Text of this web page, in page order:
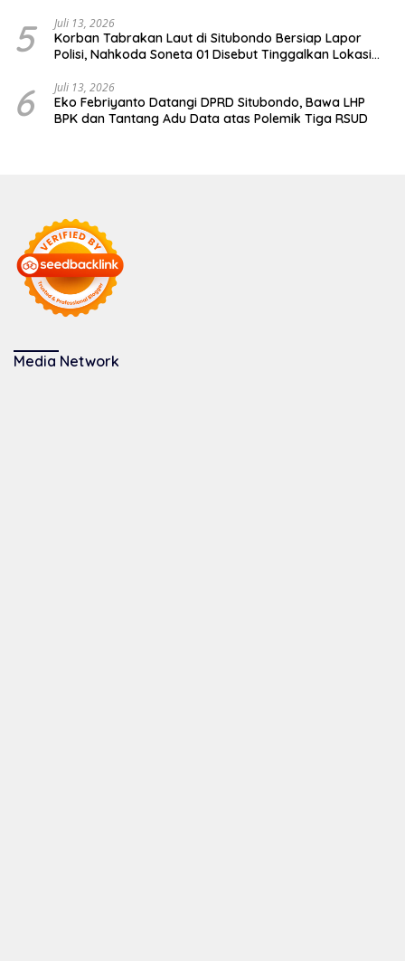
5 Juli 13, 2026
Korban Tabrakan Laut di Situbondo Bersiap Lapor
Polisi, Nahkoda Soneta 01 Disebut Tinggalkan Lokasi
6 Juli 13, 2026
Eko Febriyanto Datangi DPRD Situbondo, Bawa LHP
BPK dan Tantang Adu Data atas Polemik Tiga RSUD
Media Network